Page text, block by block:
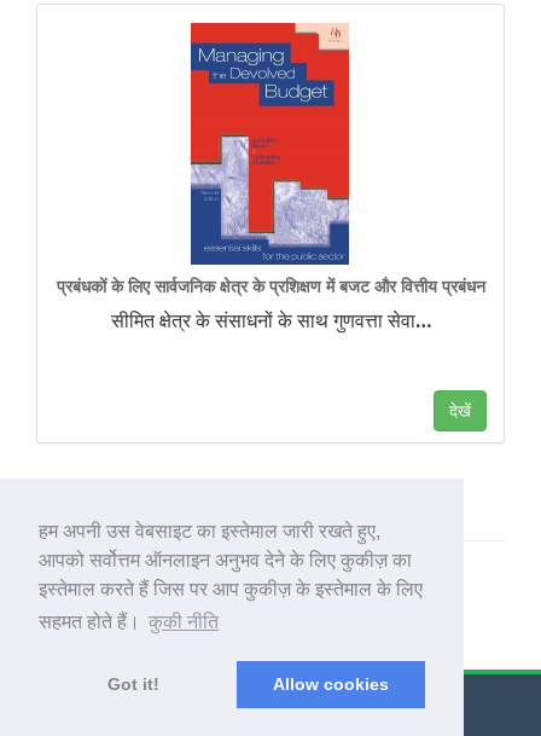
हम अपनी उस वेबसाइट का इस्तेमाल जारी रखते हुए,
आपको सर्वोत्तम ऑनलाइन अनुभव देने के लिए कुकीज़ का
इस्तेमाल करते हैं जिस पर आप कुकीज़ के इस्तेमाल के लिए
सहमत होते हैं।
कुकी नीति
Got it! Allow cookies
प्रबंधकों के लिए सार्वजनिक क्षेत्र के प्रशिक्षण में बजट और वित्तीय प्रबंधन
सीमित क्षेत्र के संसाधनों के साथ गुणवत्ता सेवा…
देखें
© Export Worldwide 2026